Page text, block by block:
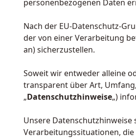
personenbezogenen Daten
Nach der EU-Datenschutz-
der von einer Verarbeitung
an) sicherzustellen.
Soweit wir entweder alleine
transparent über Art,
„Datenschutzhinweise„)
Unsere
Verarbeitungssituationen, die